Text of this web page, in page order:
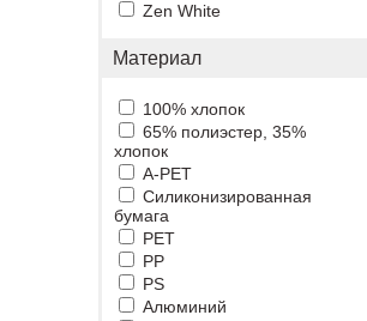
Zen White
Материал
100% хлопок
65% полиэстер, 35%
хлопок
A-PET
Cиликонизированная
бумага
PET
PP
PS
Алюминий